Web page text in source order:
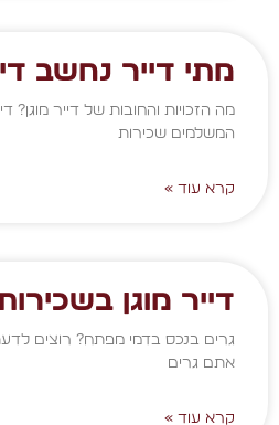
מתי דייר נחשב
מה הזכויות והחובות של דייר מוגן?
המשלמים שכירות
קרא עוד »
דייר מוגן
גרים בנכס בדמי מפתח? רוצים
אתם גרים
קרא עוד »